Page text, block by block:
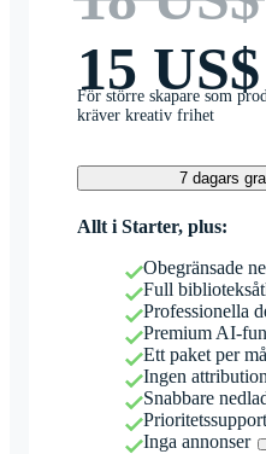
15 US$
För större skapare som
kräver kreativ frihet
7 dagars
Allt i Starter, plus:
Obegränsade
Full
Professionella
Premium AI-
Ett paket per
Ingen
Snabbare
Prioritetssupport
Inga annonser